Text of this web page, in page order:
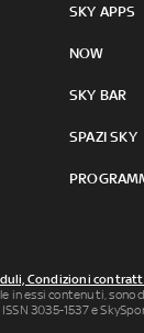
SKY APPS
NOW
SKY BAR
SPAZI SKY
Condizioni
essi contenuti, sono
3035-1537 e